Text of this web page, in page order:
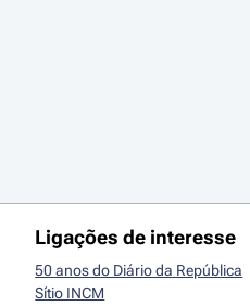
Ligações de interesse
50 anos do Diário da República
Sítio INCM